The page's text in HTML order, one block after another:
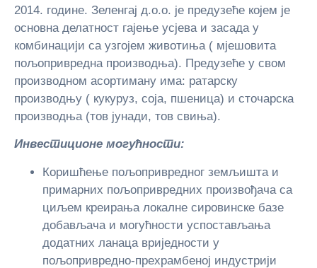
2014. године. Зеленгај д.о.о. је предузеће којем је
основна делатност гајење усјева и засада у
комбинацији са узгојем животиња ( мјешовита
пољопривредна производња). Предузеће у свом
производном асортиману има: ратарску
производњу ( кукуруз, соја, пшеница) и сточарска
производња (тов јунади, тов свиња).
Инвестиционе могућности:
Коришћење пољопривредног земљишта и
примарних пољопривредних произвођача са
циљем креирања локалне сировинске базе
добављача и могућности успостављања
додатних ланаца вриједности у
пољопривредно-прехрамбеној индустрији